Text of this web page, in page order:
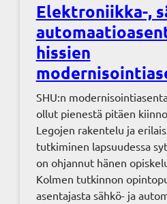
Elektroniikka-,
hissien
SHU:n
ollut pienestä pitäen
Legojen rakentelu ja
tutkiminen lapsuudessa
on ohjannut hänen
Kolmen tutkinnon
asentajasta sähkö- ja